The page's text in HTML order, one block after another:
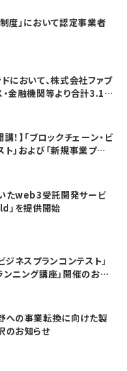
度」において認定事業者
において、株式会社ファブ
・金融機関等より合計3.1
！】「ブロックチェーン・ビ
」および「新規事業プラ
たweb3受託開発サービ
」を提供開始
ジネスプランコンテスト」
ニング講座」開催のお知
への事業転換に向けた製
のお知らせ